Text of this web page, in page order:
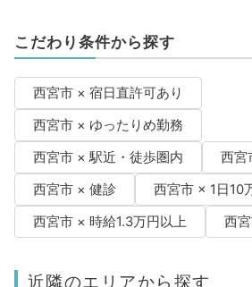
こだわり条件から探す
西宮市 × 宿日直許可あり
西宮市 × ゆったりめ勤務
西宮市 × 駅近・徒歩圏内
西宮
西宮市 × 健診
西宮市 × 1日10
西宮市 × 時給1.3万円以上
西
近隣のエリアから探す